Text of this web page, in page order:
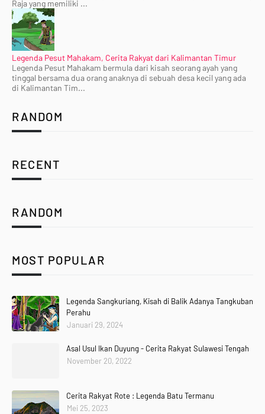
Raja yang memiliki ...
Legenda Pesut Mahakam, Cerita Rakyat dari Kalimantan Timur
Legenda Pesut Mahakam bermula dari kisah seorang ayah yang
tinggal bersama dua orang anaknya di sebuah desa kecil yang ada
di Kalimantan Tim...
RANDOM
RECENT
RANDOM
MOST POPULAR
Legenda Sangkuriang, Kisah di Balik Adanya Tangkuban
Perahu
Januari 29, 2024
Asal Usul Ikan Duyung - Cerita Rakyat Sulawesi Tengah
November 20, 2022
Cerita Rakyat Rote : Legenda Batu Termanu
Mei 25, 2023